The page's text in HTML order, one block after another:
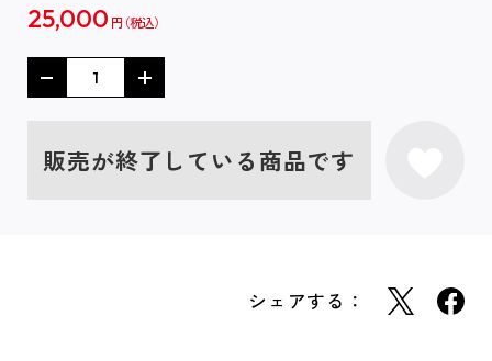
25,000 円
販売が終了している商品です
シェアする：